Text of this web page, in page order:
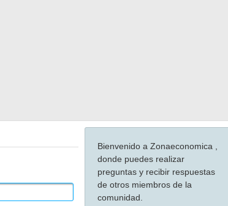
Bienvenido a Zonaeconomica ,
donde puedes realizar
preguntas y recibir respuestas
de otros miembros de la
comunidad.